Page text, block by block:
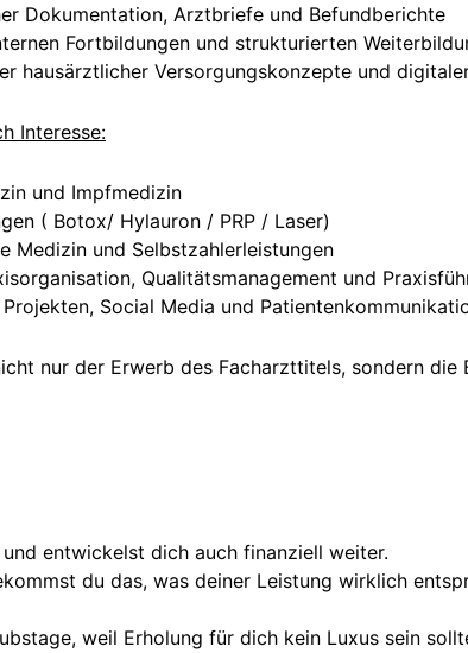
Dokumentation, Arztbriefe und Befundberichte
Fortbildungen und strukturierten
hausärztlicher Versorgungskonzepte und
Interesse:
und Impfmedizin
( Botox/ Hylauron / PRP / Laser)
Medizin und Selbstzahlerleistungen
Qualitätsmanagement und
Social Media und
nur der Erwerb des Facharzttitels, sondern
entwickelst dich auch finanziell weiter.
du das, was deiner Leistung wirklich
weil Erholung für dich kein Luxus sein